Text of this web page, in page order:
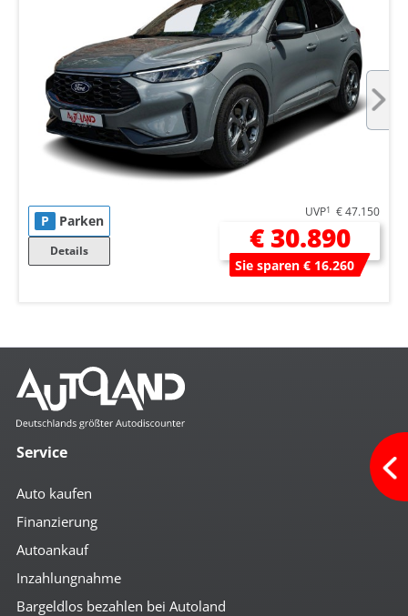
P Parken
Details
UVP1 € 47.150
€ 30.890
Sie sparen € 16.260
Service
Auto kaufen
Finanzierung
Autoankauf
Inzahlungnahme
Bargeldlos bezahlen bei Autoland